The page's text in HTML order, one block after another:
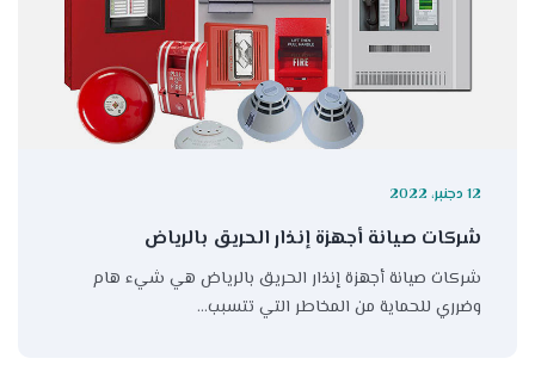
12 دجنبر، 2022
شركات صيانة أجهزة إنذار الحريق بالرياض
شركات صيانة أجهزة إنذار الحريق بالرياض هي شيء هام
وضرري للحماية من المخاطر التي تتسبب…